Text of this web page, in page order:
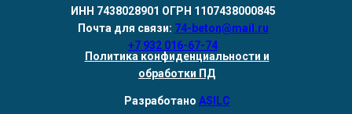
ИНН 7438028901 ОГРН 1107438000845
Почта для связи: 74-beton@mail.ru
+7 932 016-67-74
Разработано ASILC
Политика конфиденциальности и
обработки ПД